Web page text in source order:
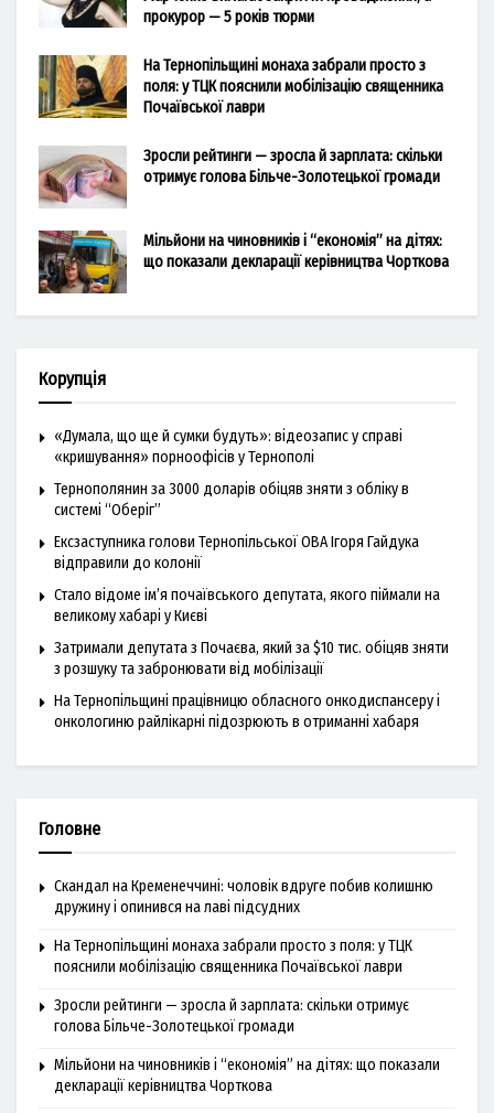
прокурор — 5 років тюрми
На Тернопільщині монаха забрали просто з
поля: у ТЦК пояснили мобілізацію священника
Почаївської лаври
Зросли рейтинги — зросла й зарплата: скільки
отримує голова Більче-Золотецької громади
Мільйони на чиновників і “економія” на дітях:
що показали декларації керівництва Чорткова
Корупція
«Думала, що ще й сумки будуть»: відеозапис у справі
«кришування» порноофісів у Тернополі
Тернополянин за 3000 доларів обіцяв зняти з обліку в
системі “Оберіг”
Ексзаступника голови Тернопільської ОВА Ігоря Гайдука
відправили до колонії
Стало відоме ім’я почаївського депутата, якого піймали на
великому хабарі у Києві
Затримали депутата з Почаєва, який за $10 тис. обіцяв зняти
з розшуку та забронювати від мобілізації
На Тернопільщині працівницю обласного онкодиспансеру і
онкологиню райлікарні підозрюють в отриманні хабаря
Головне
Скандал на Кременеччині: чоловік вдруге побив колишню
дружину і опинився на лаві підсудних
На Тернопільщині монаха забрали просто з поля: у ТЦК
пояснили мобілізацію священника Почаївської лаври
Зросли рейтинги — зросла й зарплата: скільки отримує
голова Більче-Золотецької громади
Мільйони на чиновників і “економія” на дітях: що показали
декларації керівництва Чорткова